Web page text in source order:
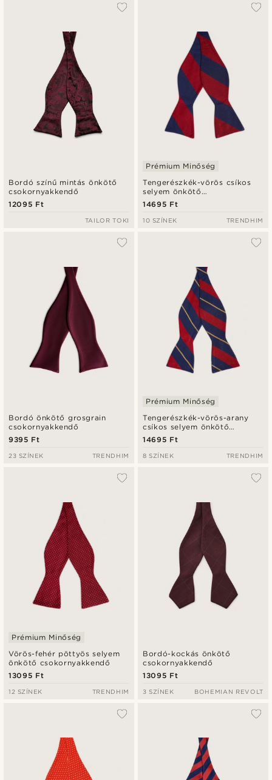
Legalacsonyabb ár
Legmagasabb ár
Bordó színű mintás önkötő
csokornyakkendő
12095 Ft
TAILOR TOKI
Tengerészkék-vörös csíkos
selyem önkötő
csokornyakkendő
Prémium Minőség
14695 Ft
10 SZÍNEK TRENDHIM
Bordó önkötő grosgrain
csokornyakkendő
9395 Ft
23 SZÍNEK TRENDHIM
Tengerészkék-vörös-arany
csíkos selyem önkötő
csokornyakkendő
Prémium Minőség
14695 Ft
8 SZÍNEK TRENDHIM
Vörös-fehér pöttyös selyem
önkötő csokornyakkendő
Prémium Minőség
13095 Ft
12 SZÍNEK TRENDHIM
Bordó-kockás önkötő
csokornyakkendő
13095 Ft
3 SZÍNEK BOHEMIAN REVOLT